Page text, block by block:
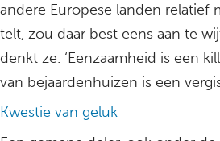
andere Europese landen relatief
telt, zou daar best eens aan te
denkt ze. ‘Eenzaamheid is een
van bejaardenhuizen is een
Kwestie van geluk